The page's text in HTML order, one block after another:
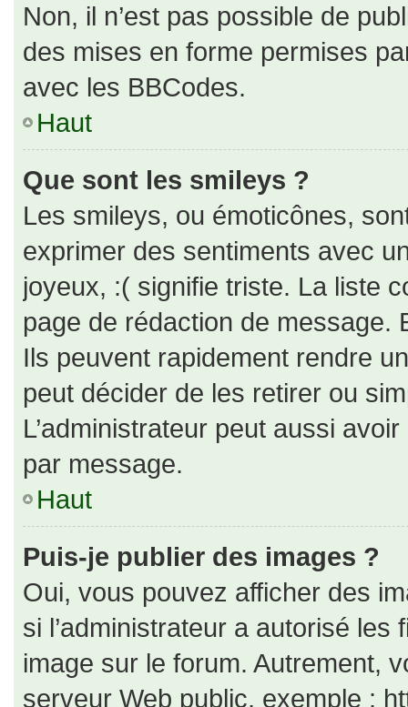
Non, il n’est pas possible de
des mises en forme permises
avec les BBCodes.
Haut
Que sont les smileys ?
Les smileys, ou émoticônes,
exprimer des sentiments avec
joyeux, :( signifie triste. La liste
page de rédaction de message.
Ils peuvent rapidement rendre
peut décider de les retirer ou
L’administrateur peut aussi
par message.
Haut
Puis-je publier des images ?
Oui, vous pouvez afficher des
si l’administrateur a autorisé
image sur le forum. Autrement,
serveur Web public, exemple :